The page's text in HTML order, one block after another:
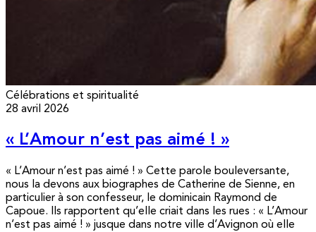
Célébrations et spiritualité
28 avril 2026
« L’Amour n’est pas aimé ! »
« L’Amour n’est pas aimé ! » Cette parole bouleversante,
nous la devons aux biographes de Catherine de Sienne, en
particulier à son confesseur, le dominicain Raymond de
Capoue. Ils rapportent qu’elle criait dans les rues : « L’Amour
n’est pas aimé ! » jusque dans notre ville d’Avignon où elle